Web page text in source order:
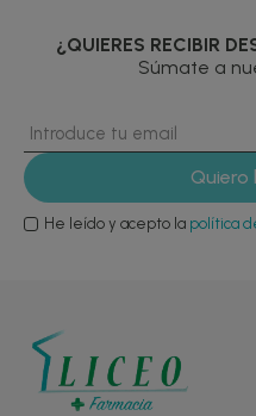
¿QUIERES RECIBIR
Súmate a
He leído y acepto la política